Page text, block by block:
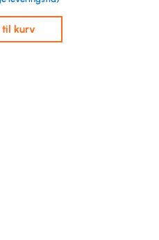
til kurv